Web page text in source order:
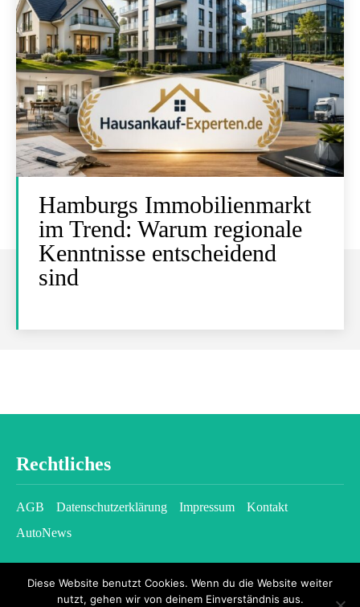
Hamburgs Immobilienmarkt
im Trend: Warum regionale
Kenntnisse entscheidend
sind
Rechtliches
AGB Datenschutzerklärung Impressum
Kontakt
AutoNews
Diese Website benutzt Cookies. Wenn du die Website weiter
nutzt, gehen wir von deinem Einverständnis aus.